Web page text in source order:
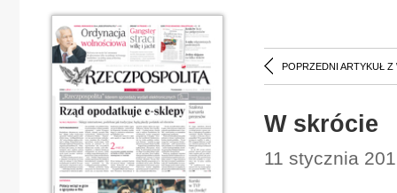
POPRZEDNI ARTYKUŁ Z
W skrócie
11 stycznia